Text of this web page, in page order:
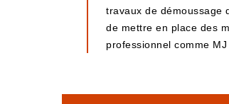
travaux de démoussage
de mettre en place des
professionnel comme MJ